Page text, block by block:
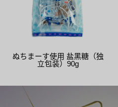
ぬちまーす使用 盐黑糖（独
立包装）90g